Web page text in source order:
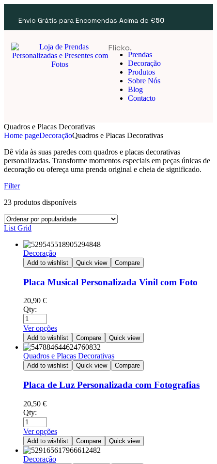
Envio Grátis para Encomendas Acima de €50
Prendas
Decoração
Produtos
Sobre Nós
Blog
Contacto
Flicko.
Quadros e Placas Decorativas
Home pageDecoraçãoQuadros e Placas Decorativas
Dê vida às suas paredes com quadros e placas decorativas
personalizadas. Transforme momentos especiais em peças únicas de
decoração ou ofereça uma prenda original e cheia de significado.
Filter
23 produtos disponíveis
List Grid
Decoração
Add to wishlist Quick view Compare
Placa Musical Personalizada Vinil com Foto
20,90 €
Qty:
Ver opções
Add to wishlist Compare Quick view
Quadros e Placas Decorativas
Add to wishlist Quick view Compare
Placa de Luz Personalizada com Fotografias
20,50 €
Qty:
Ver opções
Add to wishlist Compare Quick view
Decoração